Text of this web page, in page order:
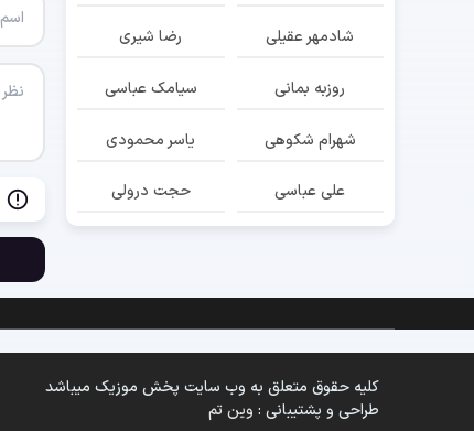
شادمهر عقیلی رضا شیری
روزبه بمانی سیامک عباسی
شهرام شکوهی یاسر محمودی
علی عباسی حجت درولی
کلیه حقوق متعلق به وب سایت پخش موزیک میباشد
طراحی و پشتیبانی : وین تم